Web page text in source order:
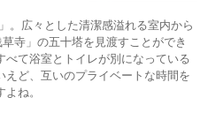
。広々とした清潔感溢れる室内から
寺」の五十塔を見渡すことができ
て浴室とトイレが別になっている
ど、互いのプライベートな時間を
ね。